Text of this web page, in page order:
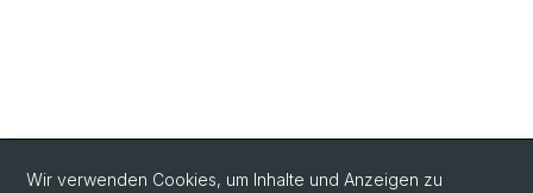
Wir verwenden Cookies, um Inhalte und Anzeigen zu